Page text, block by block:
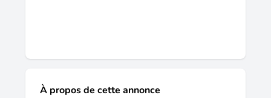
À propos de cette annonce